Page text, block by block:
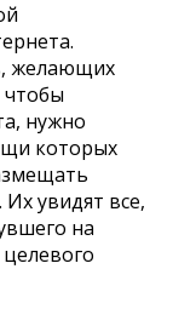
желающих
чтобы
нужно
которых
увидят все,
на